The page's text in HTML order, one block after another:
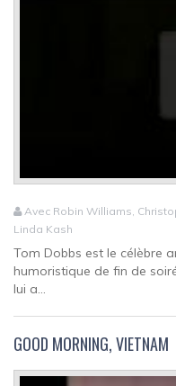
Avec Robin Williams,
Linda Kash
Tom Dobbs est le célèbre
humoristique de fin de
lui a...
GOOD MORNING, VIETNAM